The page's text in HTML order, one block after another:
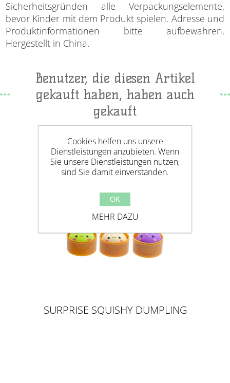
Sicherheitsgründen alle Verpackungselemente,
bevor Kinder mit dem Produkt spielen. Adresse und
Produktinformationen bitte aufbewahren.
Hergestellt in China.
Benutzer, die diesen Artikel
gekauft haben, haben auch
gekauft
SURPRISE SQUISHY DUMPLING
Cookies helfen uns unsere
Dienstleistungen anzubieten. Wenn
Sie unsere Dienstleistungen nutzen,
sind Sie damit einverstanden.
OK
MEHR DAZU